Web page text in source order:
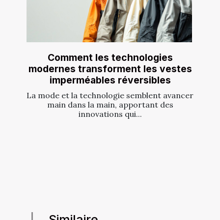
Comment les technologies
modernes transforment les vestes
imperméables réversibles
La mode et la technologie semblent avancer
main dans la main, apportant des
innovations qui...